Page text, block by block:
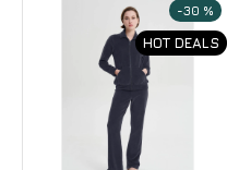
HOT DEALS
-30 %